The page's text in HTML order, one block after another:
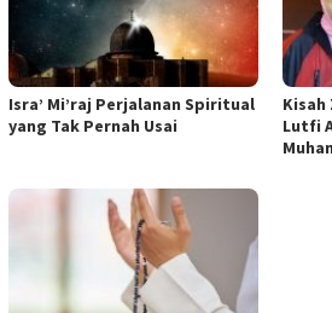
Isra’ Mi’raj Perjalanan Spiritual
yang Tak Pernah Usai
Kisah
Lutfi